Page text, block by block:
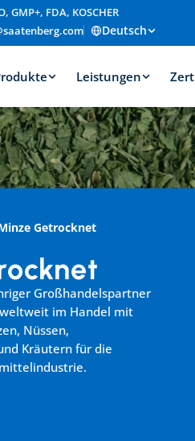
GMP+, FDA, KOSCHER
Deutsch
Leistungen
Getrocknet
Großhandelspartner
im Handel mit
Nüssen,
Kräutern für die